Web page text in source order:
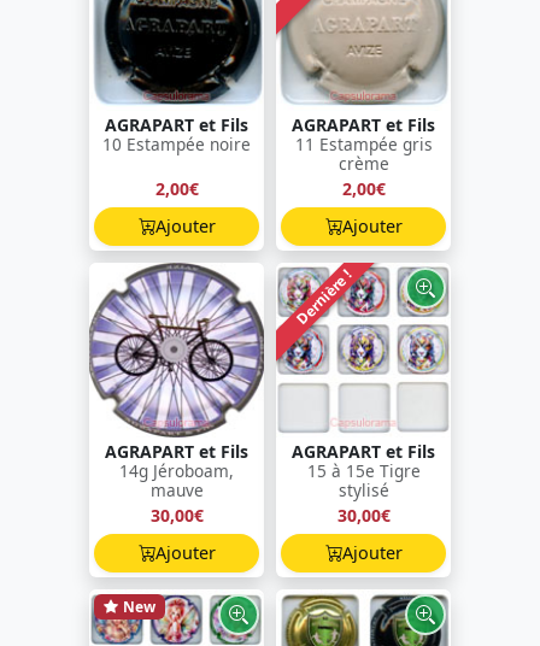
AGRAPART et Fils
10 Estampée noire
2,00€
Ajouter
AGRAPART et Fils
11 Estampée gris
crème
2,00€
Ajouter
AGRAPART et Fils
14g Jéroboam,
mauve
30,00€
Ajouter
Dernière !
AGRAPART et Fils
15 à 15e Tigre
stylisé
30,00€
Ajouter
New